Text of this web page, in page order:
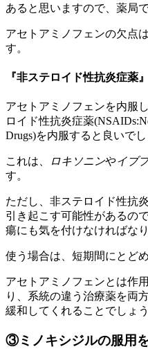
あると思いますので、薬局
アセトアミノフェンの欠点
す。
『非ステロイド性抗炎症薬
アセトアミノフェンを内服
ロイド性抗炎症薬
Drugs)を内服すると良いでし
これは、 ロキソニンやイブ
す。
ただし、非ステロイド性抗
引き起こす可能性があるの
瘍にも気を付けなければなり
使う場合は、短期間にとど
アセトアミノフェンとは作
り、系統の違う治療薬を両
緩和してくれることでしょう
③ミノキシジルの服用